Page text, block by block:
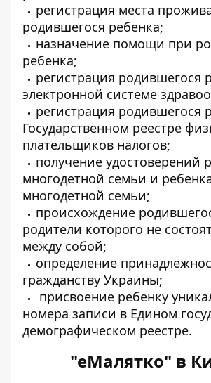
регистрация места
родившегося ребенка;
назначение помощи при
ребенка;
регистрация родившегося
электронной системе
регистрация родившегося
Государственном реестре
плательщиков налогов;
получение удостоверений
многодетной семьи и
многодетной семьи;
происхождение
родители которого не
между собой;
определение
гражданству Украины;
присвоение ребенку
номера записи в Едином
демографическом реестре.
"еМалятко" в